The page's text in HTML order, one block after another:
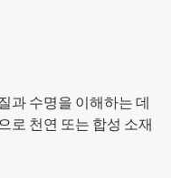
과 수명을 이해하는 데
로 천연 또는 합성 소재